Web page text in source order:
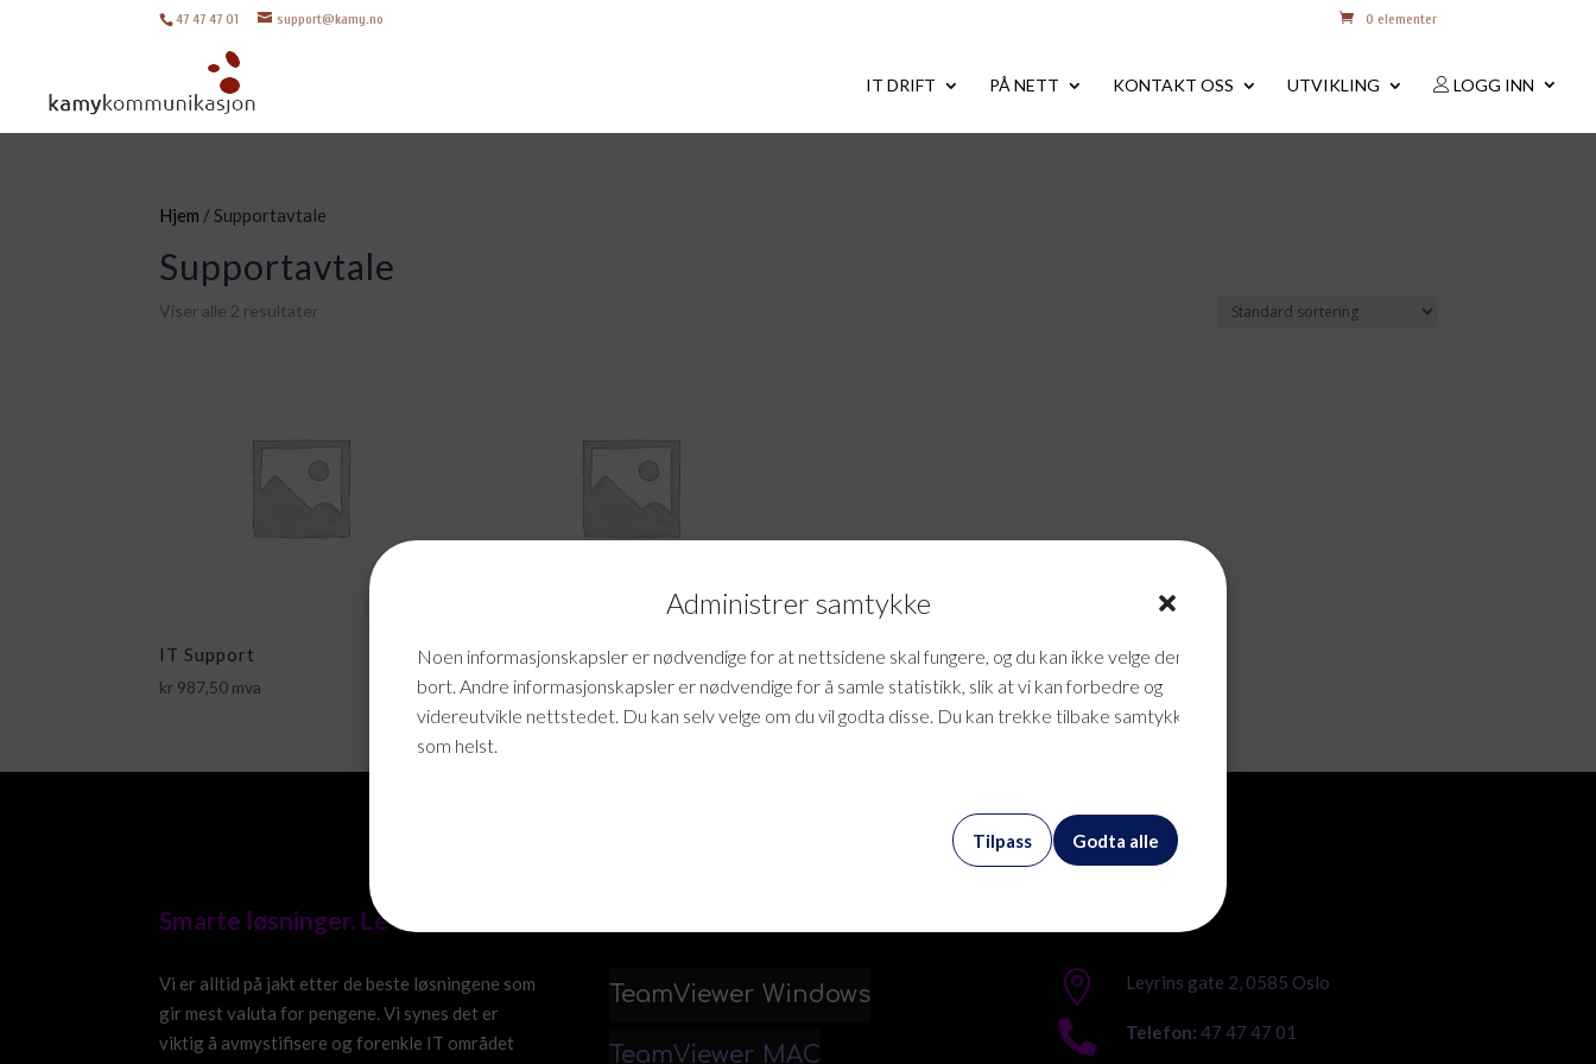
Administrer samtykke
Noen informasjonskapsler er nødvendige for at nettsidene skal fungere, og du kan ikke velge dem
bort. Andre informasjonskapsler er nødvendige for å samle statistikk, slik at vi kan forbedre og
videreutvikle nettstedet. Du kan selv velge om du vil godta disse. Du kan trekke tilbake samtykke når
som helst.
Godta alle
Tilpass
47 47 47 01 support@kamy.no 0 elementer
IT DRIFT PÅ NETT KONTAKT OSS UTVIKLING LOGG INN
Hjem / Supportavtale
Supportavtale
Viser alle 2 resultater
IT Support
kr 987,50 mva
IT Support
kr0,00 mva
Smarte løsninger. Levert!
Vi er alltid på jakt etter de beste løsningene som
gir mest valuta for pengene. Vi synes det er
viktig å avmystifisere og forenkle IT området
TeamViewer Windows
TeamViewer MAC
 Leyrins gate 2, 0585 Oslo
 Telefon: 47 47 47 01